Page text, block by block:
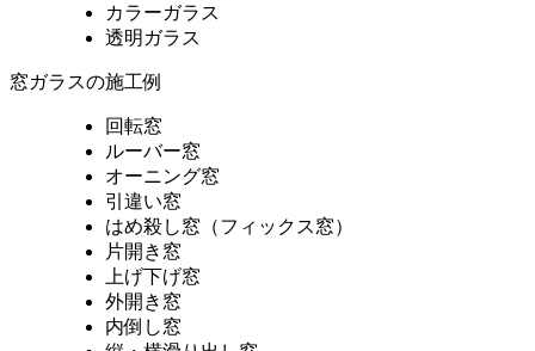
カラーガラス
透明ガラス
窓ガラスの施工例
回転窓
ルーバー窓
オーニング窓
引違い窓
はめ殺し窓（フィックス窓）
片開き窓
上げ下げ窓
外開き窓
内倒し窓